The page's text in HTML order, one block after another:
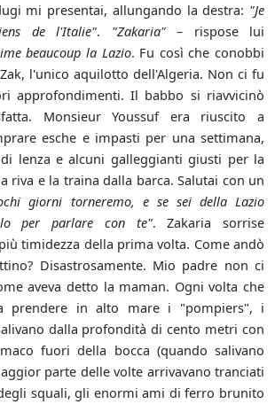
mi presentai, allungando la destra: "Je
de l'Italie". "Zakaria"– rispose lui
beaucoup la Lazio. Fu così che conobbi
l'unico aquilotto dell'Algeria. Non ci fu
approfondimenti. Il babbo si riavvicinò
Monsieur Youssuf era riuscito a
esche e impasti per una settimana,
lenza e alcuni galleggianti giusti per la
riva e la traina dalla barca. Salutai con un
giorni torneremo, e se sei della Lazio
per parlare con te". Zakaria sorrise
timidezza della prima volta. Come andò
Disastrosamente. Mio padre non ci
aveva detto la maman. Ogni volta che
prendere in alto mare i "pompiers", i
dalla profondità di cento metri con
fuori della bocca (quando salivano
parte delle volte arrivavano tranciati
squali, gli enormi ami di ferro brunito